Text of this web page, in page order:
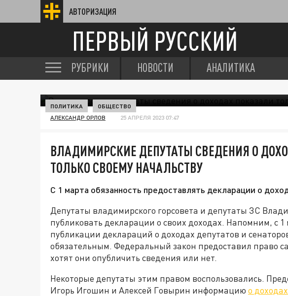
АВТОРИЗАЦИЯ
ПЕРВЫЙ РУССКИЙ
РУБРИКИ НОВОСТИ АНАЛИТИКА
ПОЛИТИКА ОБЩЕСТВО
АЛЕКСАНДР ОРЛОВ 25 АПРЕЛЯ 2023 07:47
ВЛАДИМИРСКИЕ ДЕПУТАТЫ СВЕДЕНИЯ О
ТОЛЬКО СВОЕМУ НАЧАЛЬСТВУ
С 1 марта обязанность предоставлять декларации о
Депутаты владимирского горсовета и депутаты ЗС
публиковать декларации о своих доходах. Напомним, с 1
публикации деклараций о доходах депутатов и
обязательным. Федеральный закон предоставил право
хотят они опубличить сведения или нет.
Некоторые депутаты этим правом воспользовались.
Игорь Игошин и Алексей Говырин информацию о